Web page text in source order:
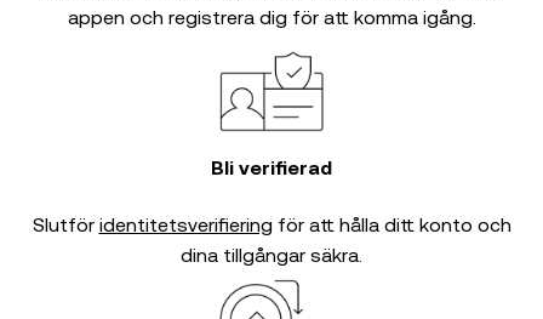
appen och registrera dig för att komma igång.
Bli verifierad
Slutför identitetsverifiering för att hålla ditt konto och
dina tillgångar säkra.